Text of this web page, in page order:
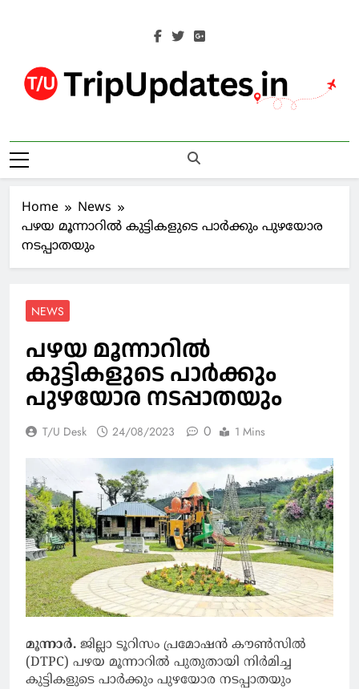
Trip Updates
Home
News
പഴയ മൂന്നാറിൽ കുട്ടികളുടെ പാർക്കും പുഴയോര
നടപ്പാതയും
NEWS
പഴയ മൂന്നാറിൽ
കുട്ടികളുടെ പാർക്കും
പുഴയോര നടപ്പാതയും
T/U Desk 24/08/2023 0 1 Mins
മൂന്നാർ. ജില്ലാ ടൂറിസം പ്രമോഷൻ കൗൺസിൽ
(DTPC) പഴയ മൂന്നാറിൽ പുതുതായി നിർമിച്ച
കുട്ടികളുടെ പാർക്കും പുഴയോര നടപ്പാതയും